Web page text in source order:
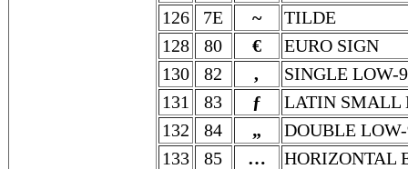
126
7E ~
TILDE
128
80 €
EURO SIGN
130
82 ‚
SINGLE LOW-
131
83 ƒ
LATIN SMALL
132
84 „
DOUBLE
133
85 …
HORIZONTAL